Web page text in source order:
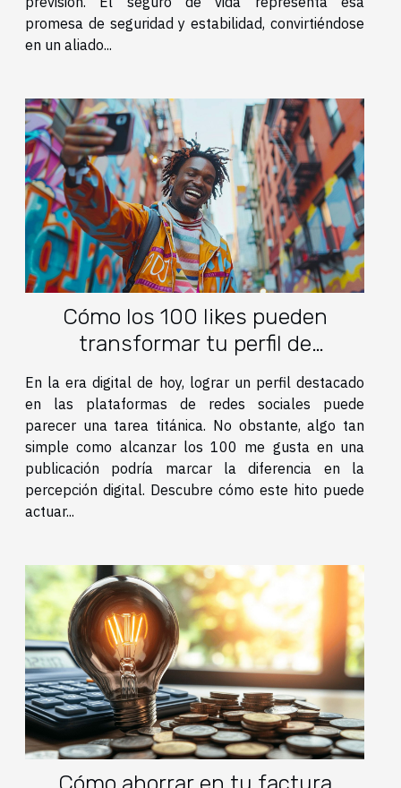
promesa de seguridad y estabilidad, convirtiéndose
en un aliado...
Cómo los 100 likes pueden
transformar tu perfil de
Instagram
En la era digital de hoy, lograr un perfil destacado
en las plataformas de redes sociales puede
parecer una tarea titánica. No obstante, algo tan
simple como alcanzar los 100 me gusta en una
publicación podría marcar la diferencia en la
percepción digital. Descubre cómo este hito puede
actuar...